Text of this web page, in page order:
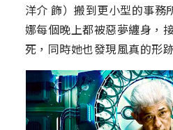
洋介 飾）搬到更小型的事務
娜每個晚上都被惡夢纏身，
死，同時她也發現風真的形